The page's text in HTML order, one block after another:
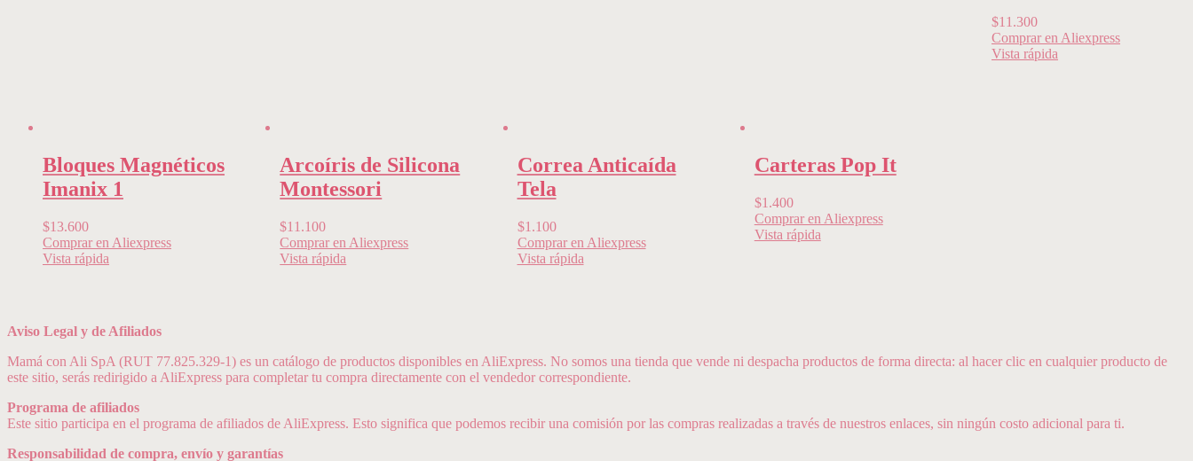
Bloques Magnéticos
Imanix 1
$13.600
Comprar en Aliexpress
Vista rápida
Arcoíris de Silicona
Montessori
$11.100
Comprar en Aliexpress
Vista rápida
Correa Anticaída
Tela
$1.100
Comprar en Aliexpress
Vista rápida
Carteras Pop It
$1.400
Comprar en Aliexpress
Vista rápida
$11.300
Comprar en Aliexpress
Vista rápida
Aviso Legal y de Afiliados
Mamá con Ali SpA (RUT 77.825.329-1) es un catálogo de productos disponibles en AliExpress. No somos una tienda que vende ni despacha productos de forma directa: al hacer clic en cualquier producto de
este sitio, serás redirigido a AliExpress para completar tu compra directamente con el vendedor correspondiente.
Programa de afiliados
Este sitio participa en el programa de afiliados de AliExpress. Esto significa que podemos recibir una comisión por las compras realizadas a través de nuestros enlaces, sin ningún costo adicional para ti.
Responsabilidad de compra, envío y garantías